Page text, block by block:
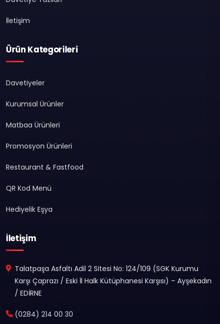
İletişim
Ürün Kategorileri
Davetiyeler
Kurumsal Ürünler
Matbaa Ürünleri
Promosyon Ürünleri
Restaurant & Fastfood
QR Kod Menü
Hediyelik Eşya
İletişim
Talatpaşa Asfaltı Adil 2 Sitesi No: 124/109 (SGK Kurumu
Karşı Çaprazı / Eski İl Halk Kütüphanesi Karşısı) – Ayşekadın
/ EDİRNE
(0284) 214 00 30